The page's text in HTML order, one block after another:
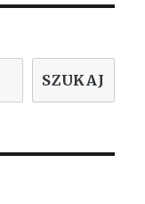
SZUKAJ